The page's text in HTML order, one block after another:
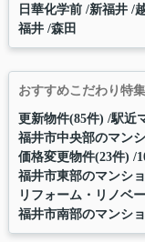
日華化学前 新福井
福井 森田
おすすめこだわり特集
更新物件(85件) 駅近
福井市中央部のマン
価格変更物件(23件)
福井市東部のマンシ
リフォーム・リノベ
福井市南部のマンシ